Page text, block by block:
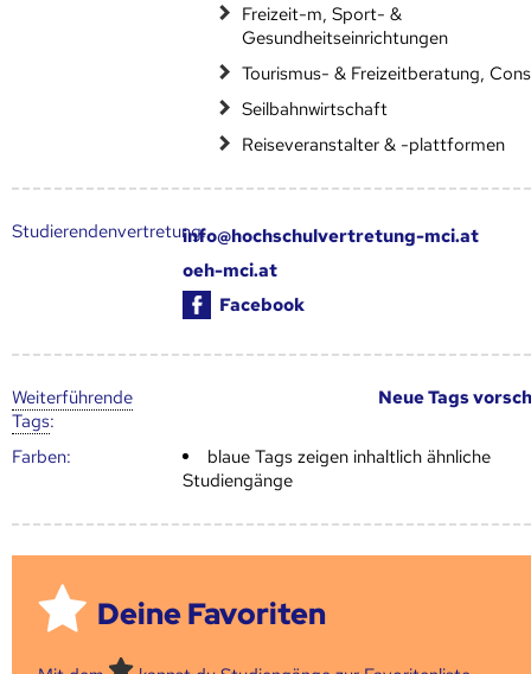
Freizeit-m, Sport- &
Gesundheitseinrichtungen
Tourismus- & Freizeitberatung,
Seilbahnwirtschaft
Reiseveranstalter & -plattformen
Studierendenvertretung:info@hochschulvertretung-mci.at
oeh-mci.at
Facebook
Weiter­führende
Tags:
Neue Tags
Farben:
blaue Tags zeigen inhaltlich ähnliche
Studiengänge
Deine Favoriten